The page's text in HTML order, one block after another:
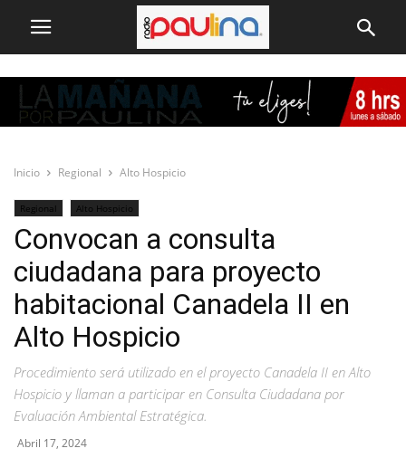
Inicio Regional Alto Hospicio
Regional Alto Hospicio
Convocan a consulta
ciudadana para proyecto
habitacional Canadela II en
Alto Hospicio
Procedimiento será utilizado en el proyecto Canadela II en Alto
Hospicio y llaman a participar en Consulta Ciudadana por
Evaluación Ambiental Estratégica.
Abril 17, 2024